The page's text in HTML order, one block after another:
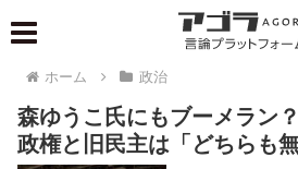
ホーム 政治
森ゆうこ氏にもブーメラン
政権と旧民主は「どちらも無